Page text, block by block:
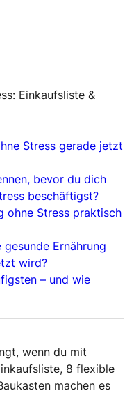
Stress gerade jetzt
bevor du dich
beschäftigst?
ohne Stress praktisch
Ernährung
wird?
– und wie
wenn du mit
8 flexible
machen es